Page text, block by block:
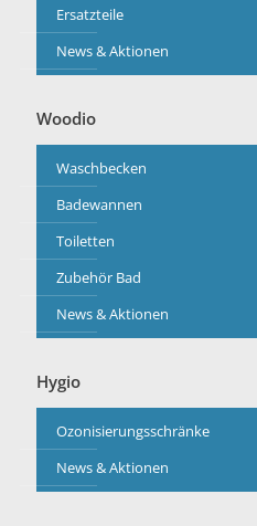
Ersatzteile
News & Aktionen
Woodio
Waschbecken
Badewannen
Toiletten
Zubehör Bad
News & Aktionen
Hygio
Ozonisierungsschränke
News & Aktionen